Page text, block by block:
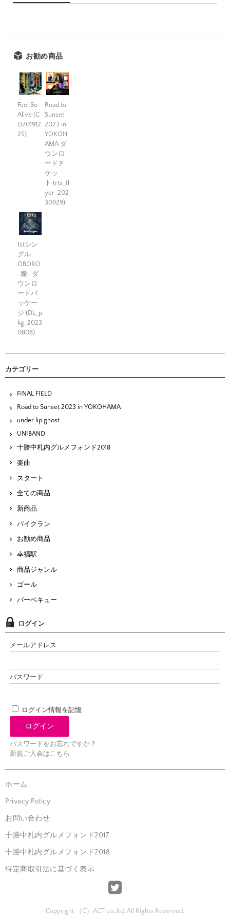
お勧め商品
Feel So
Alive (C
D201912
25)
Road to
Sunset
2023 in
YOKOH
AMA ダ
ウンロ
ードチ
ケッ
ト (rts_fl
yer_202
30929)
1stシン
グル
OBORO
-朧- ダ
ウンロ
ードパ
ッケー
ジ (DL_p
kg_2023
0808)
カテゴリー
FINAL FIELD
Road to Sunset 2023 in YOKOHAMA
under lip ghost
UNIBAND
十勝中札内グルメフォンド2018
楽曲
スタート
全ての商品
新商品
バイクラン
お勧め商品
幸福駅
商品ジャンル
ゴール
バーベキュー
ログイン
メールアドレス
パスワード
ログイン情報を記憶
パスワードをお忘れですか？
新規ご入会はこちら
ホーム
Privacy Policy
お問い合わせ
十勝中札内グルメフォンド2017
十勝中札内グルメフォンド2018
特定商取引法に基づく表示
Copyright （C）ACT co,.ltd. All Rights Reserved.